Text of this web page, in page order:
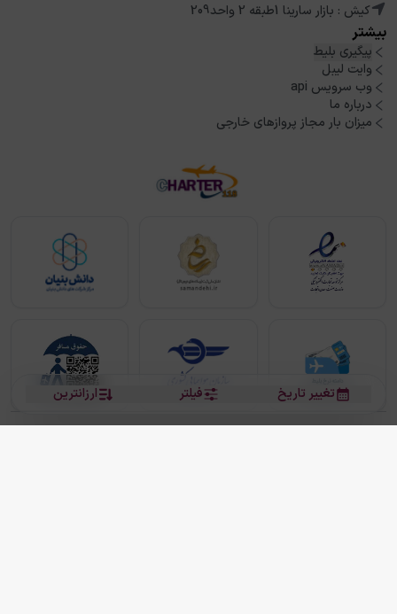
ارزانترین فیلتر تغییر تاریخ
کیش : بازار سارینا 1طبقه 2 واحد209
بیشتر
پیگیری بلیط
وایت لیبل
وب سرویس api
درباره ما
میزان بار مجاز پروازهای خارجی